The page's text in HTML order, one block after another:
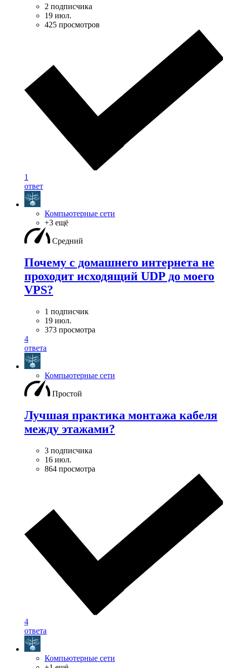
2 подписчика
19 июл.
425 просмотров
1
ответ
Компьютерные сети
+3 ещё
Средний
Почему с домашнего интернета не
проходит исходящий UDP до моего
VPS?
1 подписчик
19 июл.
373 просмотра
4
ответа
Компьютерные сети
Простой
Лучшая практика монтажа кабеля
между этажами?
3 подписчика
16 июл.
864 просмотра
4
ответа
Компьютерные сети